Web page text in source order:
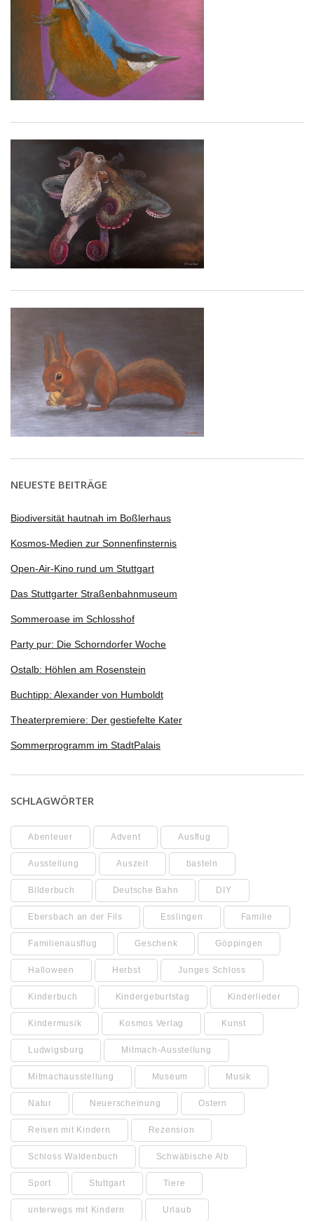
NEUESTE BEITRÄGE
Biodiversität hautnah im Boßlerhaus
Kosmos-Medien zur Sonnenfinsternis
Open-Air-Kino rund um Stuttgart
Das Stuttgarter Straßenbahnmuseum
Sommeroase im Schlosshof
Party pur: Die Schorndorfer Woche
Ostalb: Höhlen am Rosenstein
Buchtipp: Alexander von Humboldt
Theaterpremiere: Der gestiefelte Kater
Sommerprogramm im StadtPalais
SCHLAGWÖRTER
Abenteuer Advent Ausflug
Ausstellung Auszeit basteln
Bilderbuch Deutsche Bahn DIY
Ebersbach an der Fils Esslingen Familie
Familienausflug Geschenk Göppingen
Halloween Herbst Junges Schloss
Kinderbuch Kindergeburtstag Kinderlieder
Kindermusik Kosmos Verlag Kunst
Ludwigsburg Mitmach-Ausstellung
Mitmachausstellung Museum Musik
Natur Neuerscheinung Ostern
Reisen mit Kindern Rezension
Schloss Waldenbuch Schwäbische Alb
Sport Stuttgart Tiere
unterwegs mit Kindern Urlaub